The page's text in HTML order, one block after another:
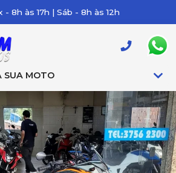
- 8h às 17h | Sáb - 8h às 12h
SUA MOTO